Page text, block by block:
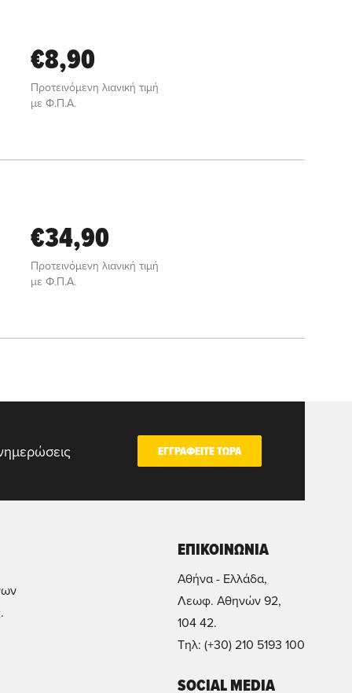
€8,90
Προτεινόμενη λιανική τιμή
με Φ.Π.Α.
€34,90
Προτεινόμενη λιανική τιμή
με Φ.Π.Α.
ΕΓΓΡΑΦΕΙΤΕ ΤΩΡΑ
ΕΠΙΚΟΙΝΩΝΙΑ
Αθήνα - Ελλάδα,
Λεωφ. Αθηνών 92,
104 42.
Τηλ: (+30) 210 5193 100
SOCIAL MEDIA